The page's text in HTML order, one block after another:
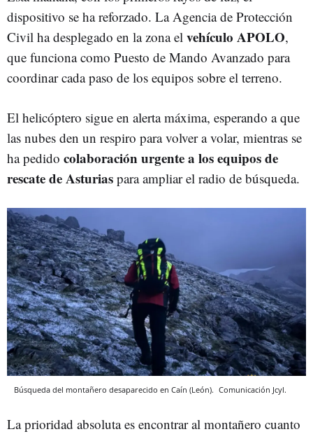
dispositivo se ha reforzado. La Agencia de Protección
Civil ha desplegado en la zona el vehículo APOLO,
que funciona como Puesto de Mando Avanzado para
coordinar cada paso de los equipos sobre el terreno.
El helicóptero sigue en alerta máxima, esperando a que
las nubes den un respiro para volver a volar, mientras se
ha pedido colaboración urgente a los equipos de
rescate de Asturias para ampliar el radio de búsqueda.
Búsqueda del montañero desaparecido en Caín (León). Comunicación Jcyl.
La prioridad absoluta es encontrar al montañero cuanto